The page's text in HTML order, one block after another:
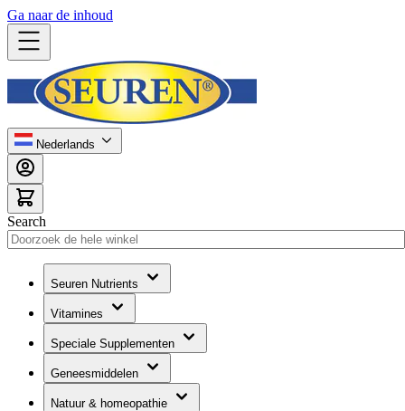
Ga naar de inhoud
Nederlands
Search
Seuren Nutrients
Vitamines
Speciale Supplementen
Geneesmiddelen
Natuur & homeopathie